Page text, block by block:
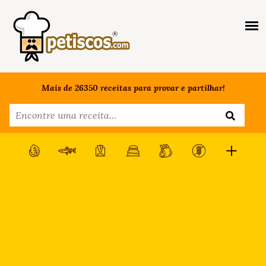
Mais de 26350 receitas para provar e partilhar!